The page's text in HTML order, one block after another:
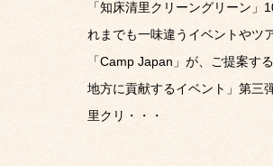
「知床清里クリーングリーン」
れまでも一味違うイベントやツ
「Camp Japan」が、ご提案す
地方に貢献するイベント」第三
里クリ・・・